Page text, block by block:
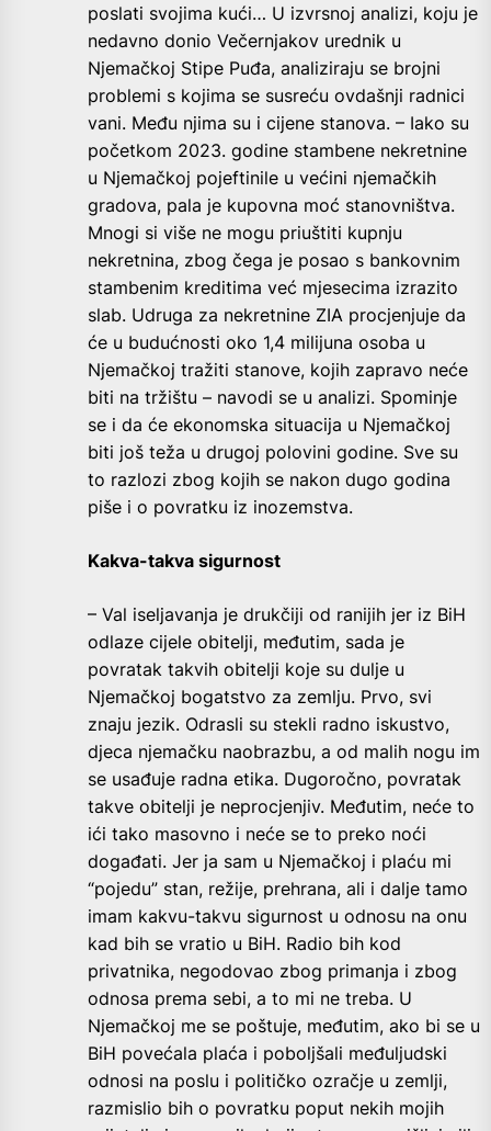
poslati svojima kući… U izvrsnoj analizi, koju je
nedavno donio Večernjakov urednik u
Njemačkoj Stipe Puđa, analiziraju se brojni
problemi s kojima se susreću ovdašnji radnici
vani. Među njima su i cijene stanova. – Iako su
početkom 2023. godine stambene nekretnine
u Njemačkoj pojeftinile u većini njemačkih
gradova, pala je kupovna moć stanovništva.
Mnogi si više ne mogu priuštiti kupnju
nekretnina, zbog čega je posao s bankovnim
stambenim kreditima već mjesecima izrazito
slab. Udruga za nekretnine ZIA procjenjuje da
će u budućnosti oko 1,4 milijuna osoba u
Njemačkoj tražiti stanove, kojih zapravo neće
biti na tržištu – navodi se u analizi. Spominje
se i da će ekonomska situacija u Njemačkoj
biti još teža u drugoj polovini godine. Sve su
to razlozi zbog kojih se nakon dugo godina
piše i o povratku iz inozemstva.
Kakva-takva sigurnost
– Val iseljavanja je drukčiji od ranijih jer iz BiH
odlaze cijele obitelji, međutim, sada je
povratak takvih obitelji koje su dulje u
Njemačkoj bogatstvo za zemlju. Prvo, svi
znaju jezik. Odrasli su stekli radno iskustvo,
djeca njemačku naobrazbu, a od malih nogu im
se usađuje radna etika. Dugoročno, povratak
takve obitelji je neprocjenjiv. Međutim, neće to
ići tako masovno i neće se to preko noći
događati. Jer ja sam u Njemačkoj i plaću mi
“pojedu” stan, režije, prehrana, ali i dalje tamo
imam kakvu-takvu sigurnost u odnosu na onu
kad bih se vratio u BiH. Radio bih kod
privatnika, negodovao zbog primanja i zbog
odnosa prema sebi, a to mi ne treba. U
Njemačkoj me se poštuje, međutim, ako bi se u
BiH povećala plaća i poboljšali međuljudski
odnosi na poslu i političko ozračje u zemlji,
razmislio bih o povratku poput nekih mojih